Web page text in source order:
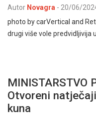
Autor Novagra - 20/06/
photo by carVertical and
drugi više vole predvidljivija
MINISTARSTVO
Otvoreni
kuna